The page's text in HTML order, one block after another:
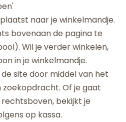
naar je winkelmandje.
bovenaan de pagina te
Wil je verder winkelen,
in je winkelmandje.
site door middel van het
Of je gaat
bekijkt je
op kassa.